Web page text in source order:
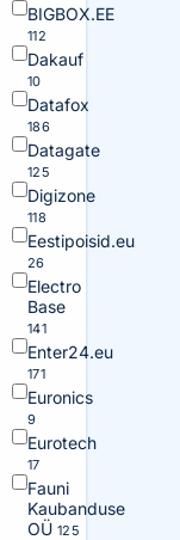
BIGBOX.EE
112
Dakauf
10
Datafox
186
Datagate
125
Digizone
118
Eestipoisid.eu
26
Electro
Base
141
Enter24.eu
171
Euronics
9
Eurotech
17
Fauni
Kaubanduse
OÜ 125